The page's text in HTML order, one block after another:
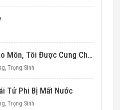
Thay Chị Vào Hào Môn, Tôi Được Cưng Chiều Hết Mực (Thập Niên 90)
, Trọng Sinh
Tử Phi Bị Mất Nước
, Trọng Sinh